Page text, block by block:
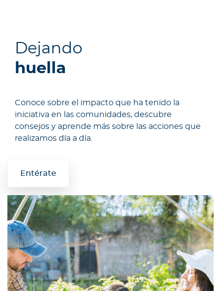
Dejando
huella
Conoce sobre el impacto que ha tenido la
iniciativa en las comunidades, descubre
consejos y aprende más sobre las acciones que
realizamos día a día.
Entérate